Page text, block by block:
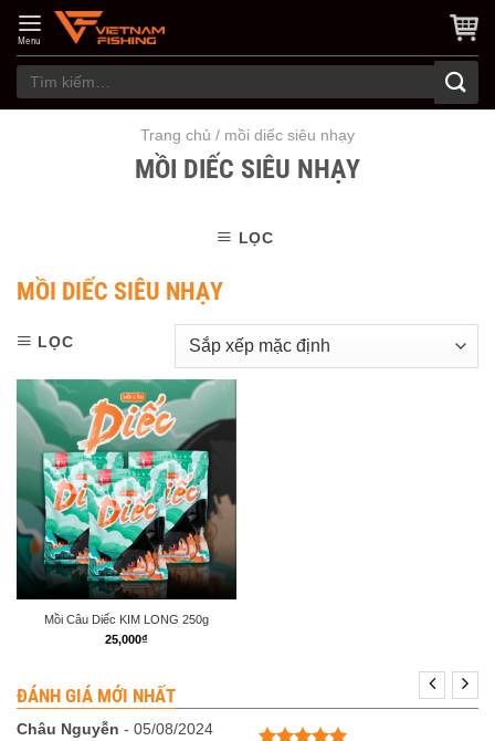
content
Menu
Tìm
kiếm:
Trang chủ / mồi diếc siêu nhạy
MỒI DIẾC SIÊU NHẠY
LỌC
MỒI DIẾC SIÊU NHẠY
LỌC
Mồi Câu Diếc KIM LONG 250g
25,000₫
ĐÁNH GIÁ MỚI NHẤT
Châu Nguyễn - 05/08/2024